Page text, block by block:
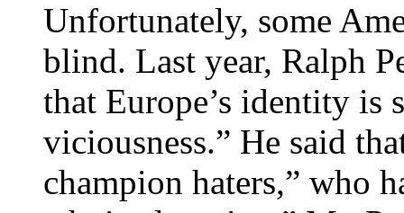
Unfortunately, some
blind. Last year, Ralph
that Europe’s identity is
viciousness.” He said
champion haters,” who